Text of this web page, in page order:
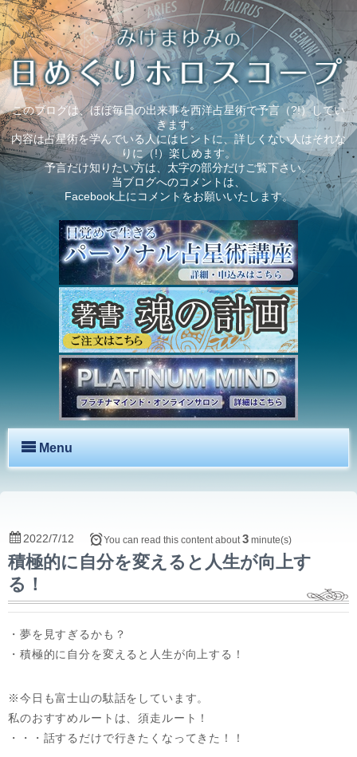
このブログは、ほぼ毎日の出来事を西洋占星術で予言（?!）してい
きます。
内容は占星術を学んでいる人にはヒントに、詳しくない人はそれな
りに（!）楽しめます。
予言だけ知りたい方は、太字の部分だけご覧下さい。
当ブログへのコメントは、
Facebook上にコメントをお願いいたします。
Menu
積極的に自分を変えると人生が向上す
る！
2022/7/12 You can read this content about3 minute(s)
・夢を見すぎるかも？
・積極的に自分を変えると人生が向上する！
※今日も富士山の駄話をしています。
私のおすすめルートは、須走ルート！
・・・話するだけで行きたくなってきた！！